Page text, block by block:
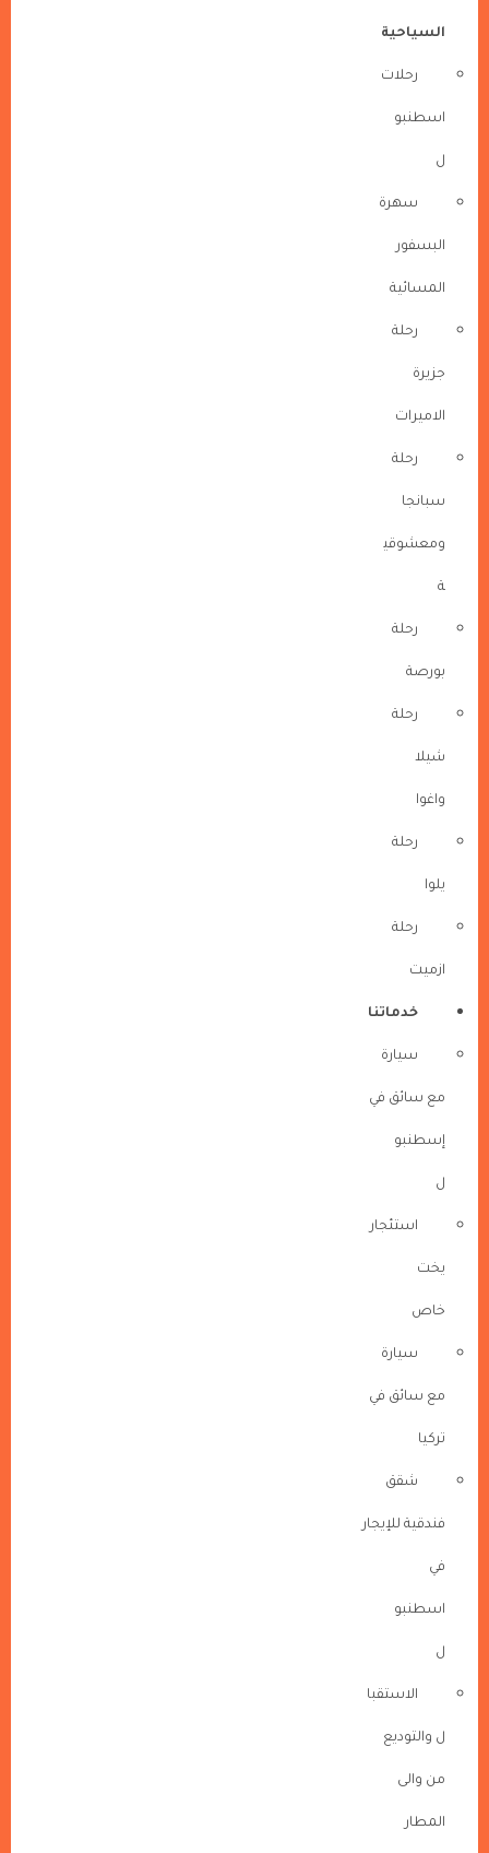
السياحية
رحلات
اسطنبو
ل
سهرة
البسفور
المسائية
رحلة
جزيرة
الاميرات
رحلة
سبانجا
ومعشوقي
ة
رحلة
بورصة
رحلة
شيلا
واغوا
رحلة
يلوا
رحلة
ازميت
خدماتنا
سيارة
مع سائق في
إسطنبو
ل
استئجار
يخت
خاص
سيارة
مع سائق في
تركيا
شقق
فندقية للإيجار
في
اسطنبو
ل
الاستقبا
ل والتوديع
من والى
المطار